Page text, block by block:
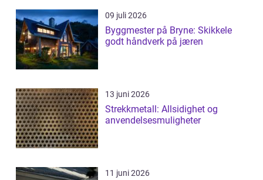
09 juli 2026
Byggmester på Bryne: Skikkele
godt håndverk på jæren
13 juni 2026
Strekkmetall: Allsidighet og
anvendelsesmuligheter
11 juni 2026